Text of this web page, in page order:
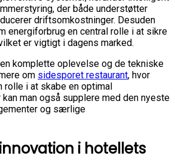
der både understøtter
driftsomkostninger. Desuden
energiforbrug en central rolle i at sikre
er vigtigt i dagens marked.
komplette oplevelse og de tekniske
om sidesporet restaurant, hvor
rolle i at skabe en optimal
man også supplere med den nyeste
og særlige
i hotellets